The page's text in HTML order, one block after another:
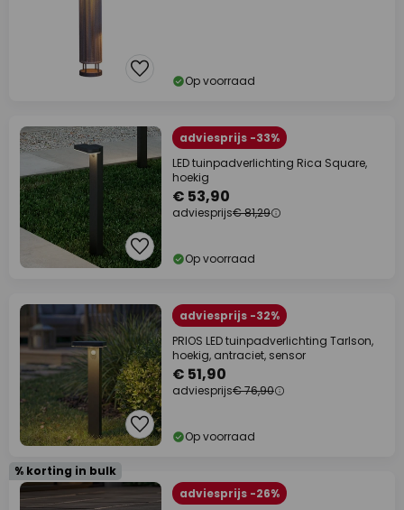
Op voorraad
adviesprijs -33%
LED tuinpadverlichting Rica Square,
hoekig
€ 53,90
adviesprijs€ 81,29
Op voorraad
adviesprijs -32%
PRIOS LED tuinpadverlichting Tarlson,
hoekig, antraciet, sensor
€ 51,90
adviesprijs€ 76,90
Op voorraad
% korting in bulk
adviesprijs -26%